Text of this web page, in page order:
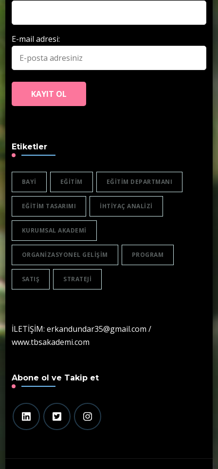
E-mail adresi:
Etiketler
BAYI EĞITIM EĞITIM DEPARTMANI
EĞITIM TASARIMI IHTIYAÇ ANALIZI
KURUMSAL AKADEMI
ORGANIZASYONEL GELIŞIM PROGRAM
SATIŞ STRATEJI
İLETİŞİM: erkandundar35@gmail.com /
www.tbsakademi.com
Abone ol ve Takip et